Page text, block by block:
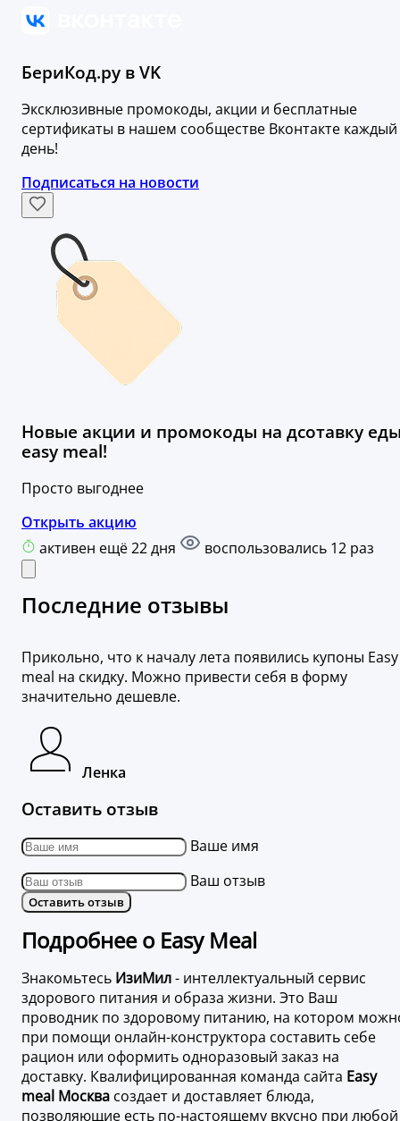
БериКод.ру в VK
Эксклюзивные промокоды, акции и бесплатные
сертификаты в нашем сообществе Вконтакте каждый
день!
Подписаться на новости
Новые акции и промокоды на дсотавку
easy meal!
Просто выгоднее
Открыть акцию
активен ещё 22 дня
воспользовались 12 раз
Последние отзывы
Прикольно, что к началу лета появились купоны Easy
meal на скидку. Можно привести себя в форму
значительно дешевле.
Ленка
Оставить отзыв
Ваше имя
Ваш отзыв
Оставить отзыв
Подробнее о Easy Meal
Знакомьтесь ИзиМил- интеллектуальный сервис
здорового питания и образа жизни. Это Ваш
проводник по здоровому питанию, на котором
при помощи онлайн-конструктора составить себе
рацион или оформить одноразовый заказ на
доставку. Квалифицированная команда сайта Easy
meal Москва создает и доставляет блюда,
позволяющие есть по-настоящему вкусно при любой